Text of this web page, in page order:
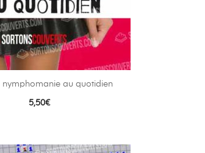
nymphomanie au quotidien
5,50€